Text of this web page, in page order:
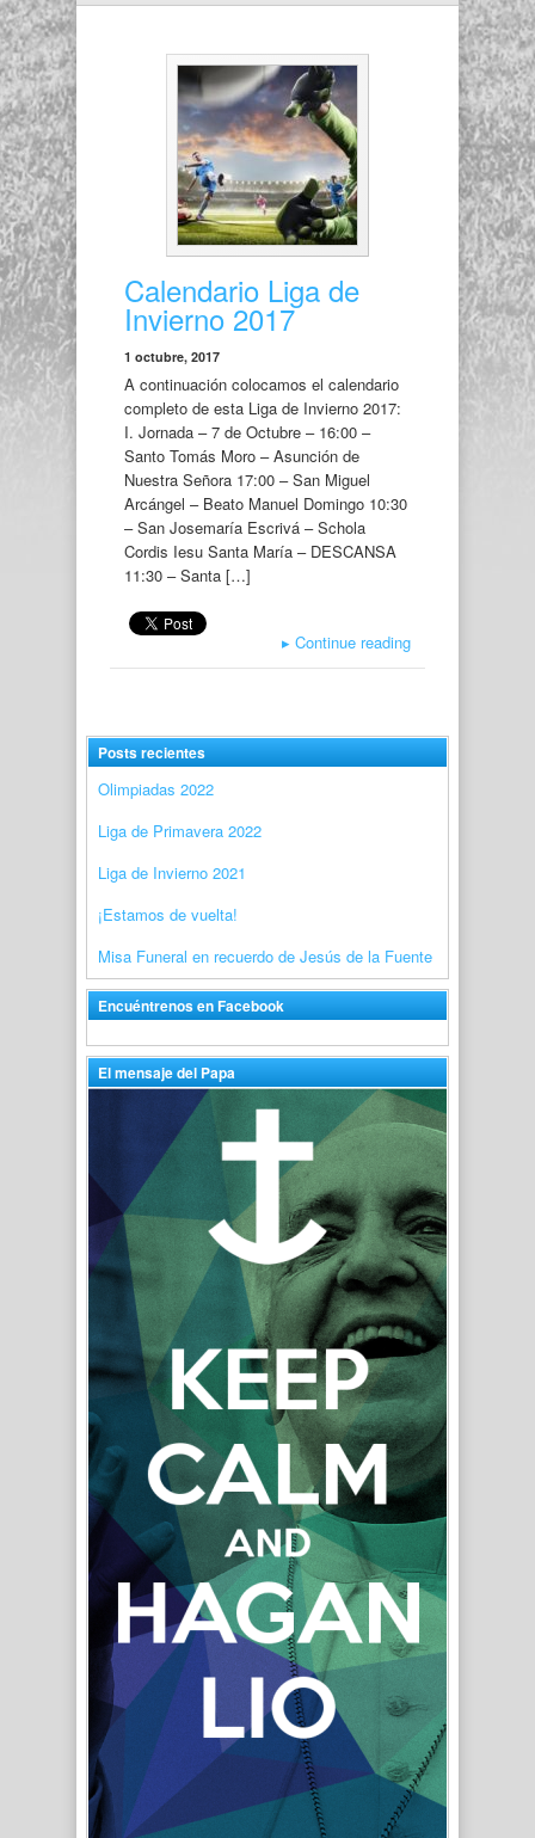
Calendario Liga de
Invierno 2017
1 octubre, 2017
A continuación colocamos el calendario
completo de esta Liga de Invierno 2017:
I. Jornada – 7 de Octubre – 16:00 –
Santo Tomás Moro – Asunción de
Nuestra Señora 17:00 – San Miguel
Arcángel – Beato Manuel Domingo 10:30
– San Josemaría Escrivá – Schola
Cordis Iesu Santa María – DESCANSA
11:30 – Santa […]
▸ Continue reading
Posts recientes
Olimpiadas 2022
Liga de Primavera 2022
Liga de Invierno 2021
¡Estamos de vuelta!
Misa Funeral en recuerdo de Jesús de la Fuente
Encuéntrenos en Facebook
El mensaje del Papa